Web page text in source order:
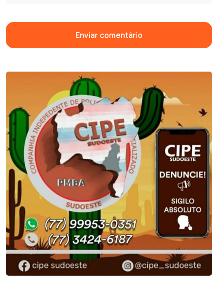
Enviar comentário